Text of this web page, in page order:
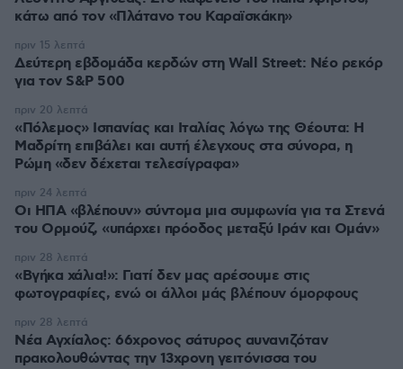
κάτω από τον «Πλάτανο του Καραϊσκάκη»
Δεύτερη εβδομάδα κερδών στη Wall Street: Νέο ρεκόρ
για τον S&P 500
πριν 15 λεπτά
«Πόλεμος» Ισπανίας και Ιταλίας λόγω της Θέουτα: Η
Μαδρίτη επιβάλει και αυτή έλεγχους στα σύνορα, η
Ρώμη «δεν δέχεται τελεσίγραφα»
πριν 20 λεπτά
Οι ΗΠΑ «βλέπουν» σύντομα μια συμφωνία για τα Στενά
του Ορμούζ, «υπάρχει πρόοδος μεταξύ Ιράν και Ομάν»
πριν 24 λεπτά
«Βγήκα χάλια!»: Γιατί δεν μας αρέσουμε στις
φωτογραφίες, ενώ οι άλλοι μάς βλέπουν όμορφους
πριν 28 λεπτά
Νέα Αγχίαλος: 66χρονος σάτυρος αυνανιζόταν
πρακολουθώντας την 13χρονη γειτόνισσα του
πριν 28 λεπτά